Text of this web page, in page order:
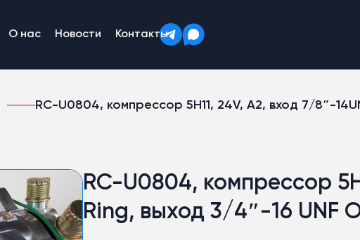
О нас Новости Контакты
RC-U0804, компрессор 5H11, 24V, A2, вход 7/8″-
RC-U0804, компрессор
Ring, выход 3/4″-16 UNF